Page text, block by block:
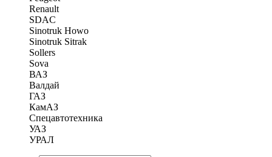
Renault
SDAC
Sinotruk Howo
Sinotruk Sitrak
Sollers
Sova
ВАЗ
Валдай
ГАЗ
КамАЗ
Спецавтотехника
УАЗ
УРАЛ